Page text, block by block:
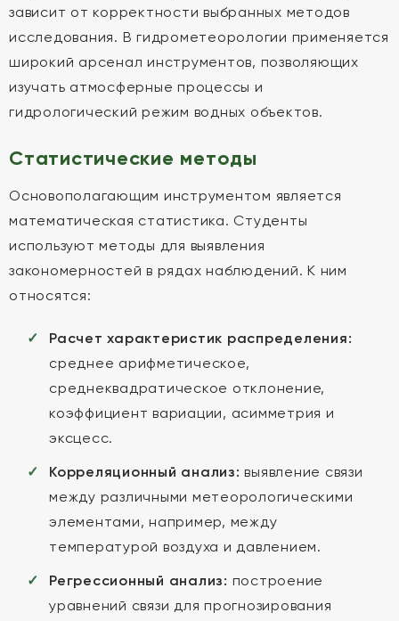
зависит от корректности выбранных методов
исследования. В гидрометеорологии применяется
широкий арсенал инструментов, позволяющих
изучать атмосферные процессы и
гидрологический режим водных объектов.
Статистические методы
Основополагающим инструментом является
математическая статистика. Студенты
используют методы для выявления
закономерностей в рядах наблюдений. К ним
относятся:
Расчет характеристик распределения:
среднее арифметическое,
среднеквадратическое отклонение,
коэффициент вариации, асимметрия и
эксцесс.
Корреляционный анализ: выявление связи
между различными метеорологическими
элементами, например, между
температурой воздуха и давлением.
Регрессионный анализ: построение
уравнений связи для прогнозирования